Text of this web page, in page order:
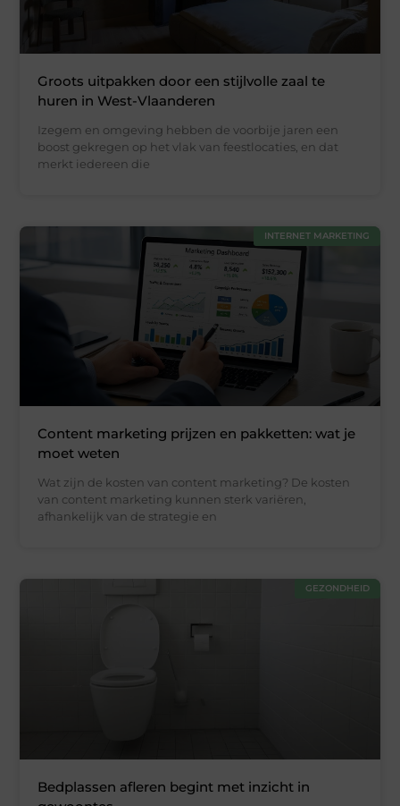
Groots uitpakken door een stijlvolle zaal te
huren in West-Vlaanderen
Izegem en omgeving hebben de voorbije jaren een
boost gekregen op het vlak van feestlocaties, en dat
merkt iedereen die
INTERNET MARKETING
Content marketing prijzen en pakketten: wat je
moet weten
Wat zijn de kosten van content marketing? De kosten
van content marketing kunnen sterk variëren,
afhankelijk van de strategie en
GEZONDHEID
Bedplassen afleren begint met inzicht in